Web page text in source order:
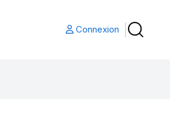
Connexion